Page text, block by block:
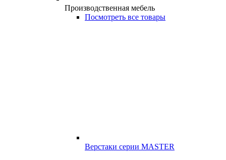
Производственная мебель
Посмотреть все товары
Верстаки серии MASTER